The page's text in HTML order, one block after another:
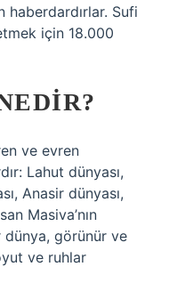
haberdardırlar. Sufi
için 18.000
ve evren
Lahut dünyası,
Anasir dünyası,
Masiva’nın
dünya, görünür ve
ve ruhlar